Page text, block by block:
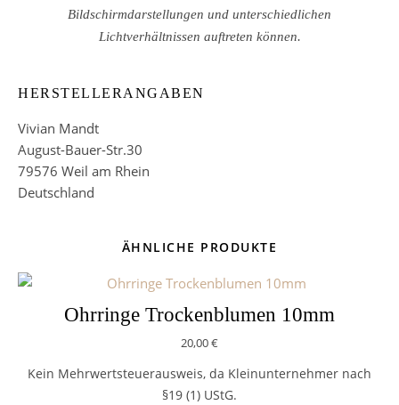
Bildschirmdarstellungen und unterschiedlichen
Lichtverhältnissen auftreten können.
HERSTELLERANGABEN
Vivian Mandt
August-Bauer-Str.30
79576 Weil am Rhein
Deutschland
ÄHNLICHE PRODUKTE
Ohrringe Trockenblumen 10mm
20,00€
Kein Mehrwertsteuerausweis, da Kleinunternehmer nach
§19 (1) UStG.